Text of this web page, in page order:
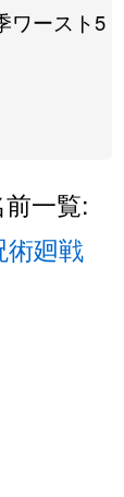
ワースト5
一覧:
術廻戦